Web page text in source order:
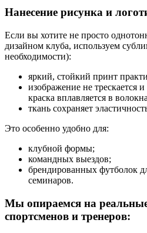
Нанесение рисунка и
Если вы хотите не просто
дизайном клуба, используем
необходимости):
яркий, стойкий принт
изображение не трескается
краска вплавляется в
ткань сохраняет
Это особенно удобно для:
клубной формы;
командных выездов;
брендированных футболок
семинаров.
Мы опираемся на
спортсменов и тренеров: